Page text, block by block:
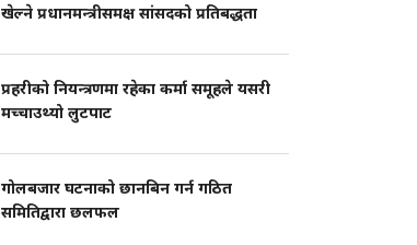
खेल्ने प्रधानमन्त्रीसमक्ष सांसदको प्रतिबद्धता
प्रहरीको नियन्त्रणमा रहेका कर्मा समूहले यसरी
मच्चाउथ्यो लुटपाट
गोलबजार घटनाको छानबिन गर्न गठित
समितिद्वारा छलफल